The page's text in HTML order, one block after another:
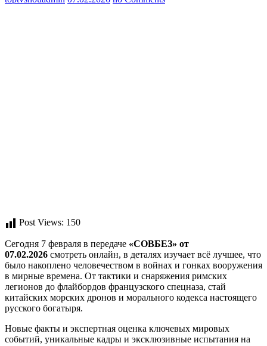
Post Views: 150
Сегодня 7 февраля в передаче «СОВБЕЗ» от
07.02.2026 смотреть онлайн, в деталях изучает всё лучшее, что
было накоплено человечеством в войнах и гонках вооружения
в мирные времена. От тактики и снаряжения римских
легионов до флайбордов французского спецназа, стай
китайских морских дронов и морального кодекса настоящего
русского богатыря.
Новые факты и экспертная оценка ключевых мировых
событий, уникальные кадры и эксклюзивные испытания на